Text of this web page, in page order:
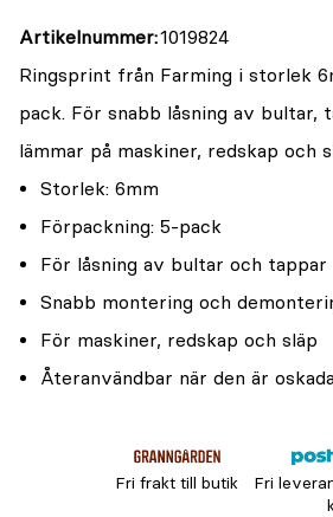
Artikelnummer 1019824
Ringsprint från Farming i storlek
pack. För snabb låsning av bultar,
lämmar på maskiner, redskap och
Storlek: 6mm
Förpackning: 5-pack
För låsning av bultar och tappar
Snabb montering och
För maskiner, redskap och släp
Återanvändbar när den är
Fri frakt till butik
Fri